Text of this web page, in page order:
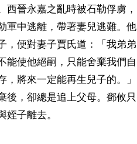
西晉永嘉之亂時被石勒俘虜，
軍中逃離，帶著妻兒逃難。他
，便對妻子賈氏道：「我弟弟
能使他絕嗣，只能舍棄我們自
將來一定能再生兒子的。」
後，卻總是追上父母。鄧攸只
姪子離去。